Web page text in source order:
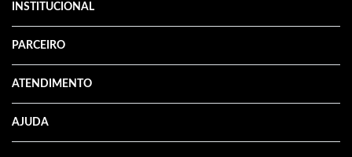
INSTITUCIONAL
PARCEIRO
ATENDIMENTO
AJUDA